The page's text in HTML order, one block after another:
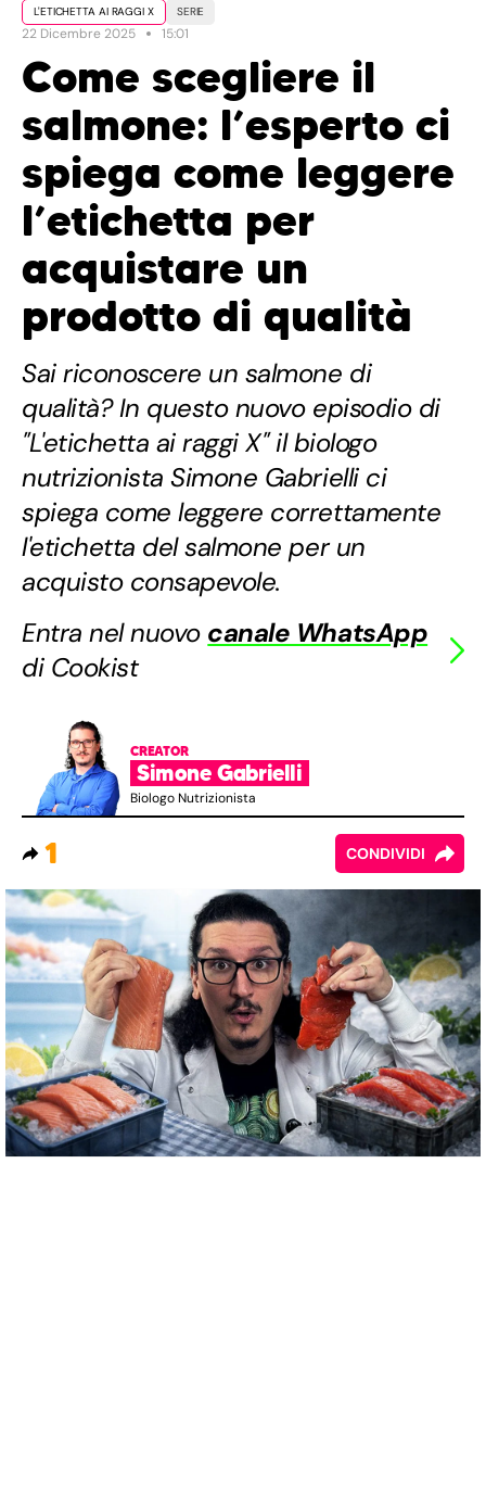
L'ETICHETTA AI RAGGI X SERIE
22 Dicembre 2025 15:01
Come scegliere il
salmone: l’esperto ci
spiega come leggere
l’etichetta per
acquistare un
prodotto di qualità
Sai riconoscere un salmone di
qualità? In questo nuovo episodio di
"L'etichetta ai raggi X" il biologo
nutrizionista Simone Gabrielli ci
spiega come leggere correttamente
l'etichetta del salmone per un
acquisto consapevole.
Entra nel nuovo canale WhatsApp
di Cookist
CREATOR
Simone Gabrielli
Biologo Nutrizionista
1 CONDIVIDI